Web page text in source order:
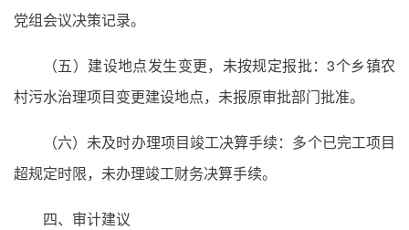
党组会议决策记录。
（五）建设地点发生变更，未按规定报批：3个乡镇农
村污水治理项目变更建设地点，未报原审批部门批准。
（六）未及时办理项目竣工决算手续：多个已完工项目
超规定时限，未办理竣工财务决算手续。
四、审计建议